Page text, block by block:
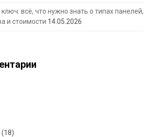
всё, что нужно знать о типах панелей,
и стоимости 14.05.2026
(18)